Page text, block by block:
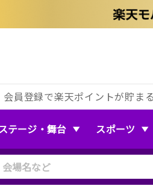
会員登録で楽天ポイントが貯ま
テージ・舞台 スポーツ